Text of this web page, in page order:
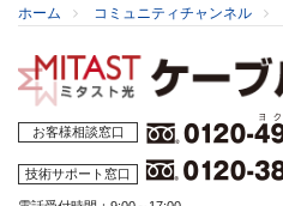
ホーム コミュニティチャンネル
お客様相談窓口
技術サポート窓口